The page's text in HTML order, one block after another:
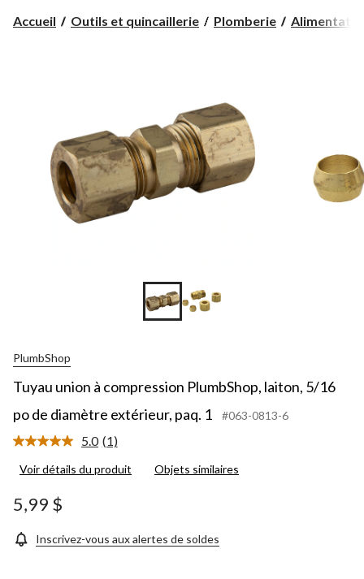
Accueil Outils et quincaillerie Plomberie
PlumbShop
Tuyau union à compression PlumbShop, laiton, 5/16
po de diamètre extérieur, paq. 1
#063-0813-6
5.0 Lire
commentaire.
page.
(1)
Voir détails du produit Objets similaires
5,99 $
Inscrivez-vous aux alertes de soldes